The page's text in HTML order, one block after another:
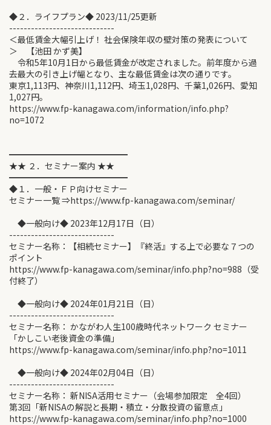
◆２．ライフプラン◆ 2023/11/25更新
-----------------------------
＜最低賃金大幅引上げ！ 社会保険年収の壁対策の発表について
＞ 【池田 かず美】
令和5年10月1日から最低賃金が改定されました。前年度から過
去最大の引き上げ幅となり、主な最低賃金は次の通りです。
東京1,113円、神奈川1,112円、埼玉1,028円、千葉1,026円、愛知
1,027円。
https://www.fp-kanagawa.com/information/info.php?
no=1072
━━━━━━━━━━━━━━
★★ ２．セミナー案内 ★★
━━━━━━━━━━━━━━
◆１．一般・ＦＰ向けセミナー
セミナー一覧 ⇒https://www.fp-kanagawa.com/seminar/
◆一般向け◆ 2023年12月17日（日）
-----------------------------
セミナー名称：【相続セミナー】『終活』する上で必要な７つの
ポイント
https://www.fp-kanagawa.com/seminar/info.php?no=988（受
付終了）
◆一般向け◆ 2024年01月21日（日）
-----------------------------
セミナー名称： かながわ人生100歳時代ネットワーク セミナー
「かしこい老後資金の準備」
https://www.fp-kanagawa.com/seminar/info.php?no=1011
◆一般向け◆ 2024年02月04日（日）
-----------------------------
セミナー名称： 新NISA活用セミナー（会場参加限定 全4回）
第3回「新NISAの解説と長期・積立・分散投資の留意点」
https://www.fp-kanagawa.com/seminar/info.php?no=1000